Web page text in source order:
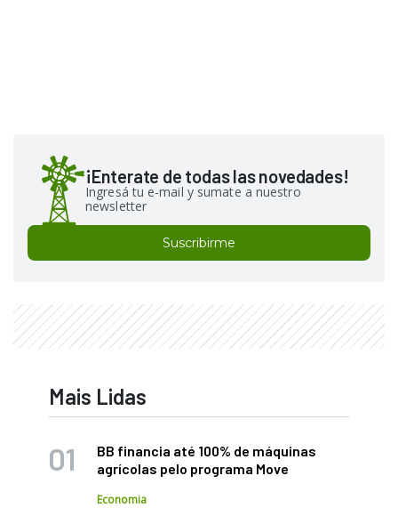
¡Enterate de todas las novedades!
Ingresá tu e-mail y sumate a nuestro
newsletter
Suscribirme
Mais Lidas
BB financia até 100% de máquinas
agrícolas pelo programa Move
Economia